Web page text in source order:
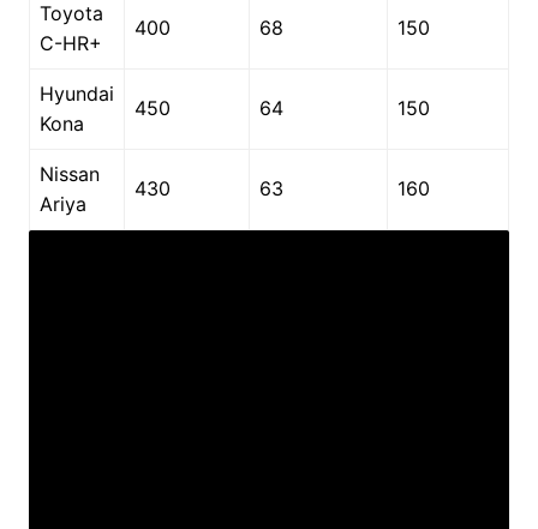
Toyota
C-HR+
400 68 150
Hyundai
Kona
450 64 150
Nissan
Ariya
430 63 160